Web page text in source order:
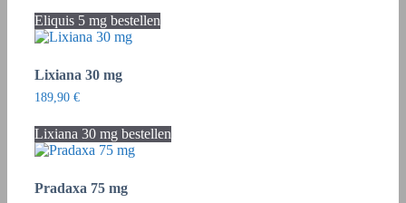
Eliquis 5 mg bestellen
Lixiana 30 mg
189,90 €
Lixiana 30 mg bestellen
Pradaxa 75 mg